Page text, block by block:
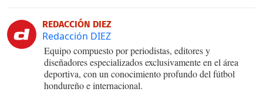
REDACCIÓN DIEZ
Redacción DIEZ
Equipo compuesto por periodistas, editores y
diseñadores especializados exclusivamente en el área
deportiva, con un conocimiento profundo del fútbol
hondureño e internacional.